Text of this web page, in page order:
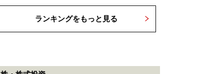
ランキングをもっと見る